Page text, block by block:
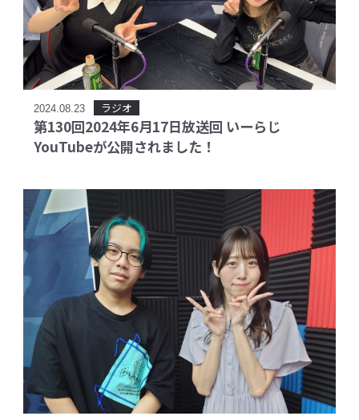
2024.08.23 ラジオ
第130回2024年6月17日放送回 いーらじ
YouTubeが公開されました！